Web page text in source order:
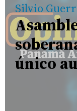
Silvio
único